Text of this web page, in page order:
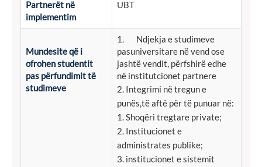
Partnerët në
implementim
UBT
Mundesite që i
ofrohen studentit
pas përfundimit të
studimeve
1. Ndjekja e studimeve
pasuniversitare në vend ose
jashtë vendit, përfshirë edhe
në institutcionet partnere
2. Integrimi në tregun e
punës,të aftë për të punuar në:
1. Shoqëri tregtare private;
2. Institucionet e
administrates publike;
3. institucionet e sistemit